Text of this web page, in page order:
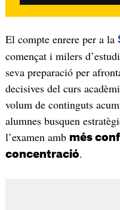
El compte enrere per a la
començat i milers
seva preparació per
decisives del curs
volum de continguts
alumnes busquen
l’examen amb més
concentració.